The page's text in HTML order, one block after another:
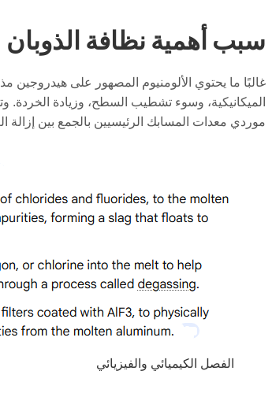
سبب أهمية نظافة الذوبان
غالبًا ما يحتوي الألومنيوم المصهور على
الميكانيكية، وسوء تشطيب السطح، وزيادة الخردة.
موردي معدات المسابك الرئيسيين بالجمع بين إزالة
الفصل الكيميائي والفيزيائي